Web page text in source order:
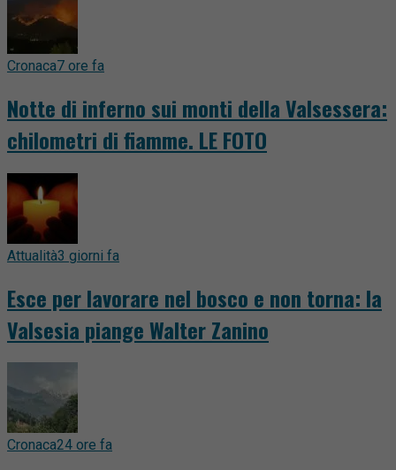
Cronaca7 ore fa
Notte di inferno sui monti della Valsessera:
chilometri di fiamme. LE FOTO
Attualità3 giorni fa
Esce per lavorare nel bosco e non torna: la
Valsesia piange Walter Zanino
Cronaca24 ore fa